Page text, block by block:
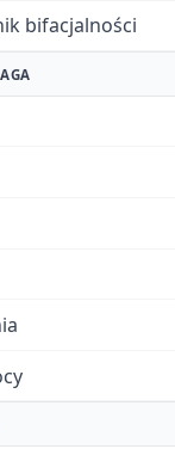
bifacjalności